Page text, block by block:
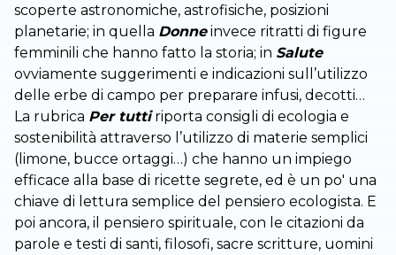
scoperte astronomiche, astrofisiche, posizioni
planetarie; in quella Donneinvece ritratti di figure
femminili che hanno fatto la storia; in Salute
ovviamente suggerimenti e indicazioni sull’utilizzo
delle erbe di campo per preparare infusi, decotti…
La rubrica Per tuttiriporta consigli di ecologia e
sostenibilità attraverso l’utilizzo di materie semplici
(limone, bucce ortaggi…) che hanno un impiego
efficace alla base di ricette segrete, ed è un po' una
chiave di lettura semplice del pensiero ecologista. E
poi ancora, il pensiero spirituale, con le citazioni da
parole e testi di santi, filosofi, sacre scritture, uomini